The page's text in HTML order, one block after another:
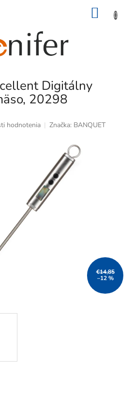
Digitálny
20298
hodnotenia Značka: BANQUET
€14,85
–12 %